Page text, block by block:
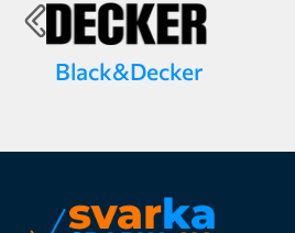
Black&Decker